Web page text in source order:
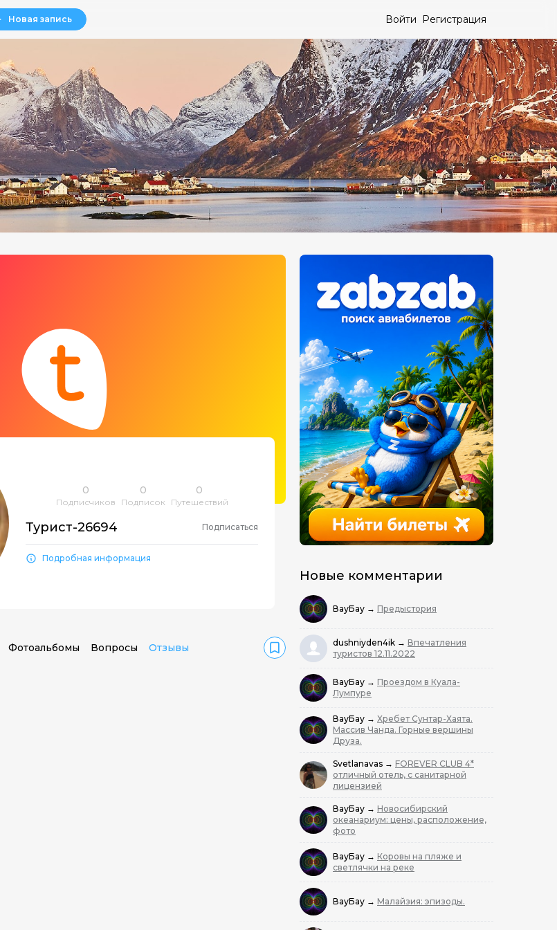
Новая запись Войти Регистрация
Новые комментарии
ВауБау → Предыстория
dushniyden4ik → Впечатления
туристов 12.11.2022
ВауБау → Проездом в Куала-
Лумпуре
ВауБау → Хребет Сунтар-Хаята.
Массив Чанда. Горные вершины
Друза.
Svetlanavas → FOREVER CLUB 4*
отличный отель, с санитарной
лицензией
ВауБау → Новосибирский
океанариум: цены, расположение,
фото
ВауБау → Коровы на пляже и
светлячки на реке
ВауБау → Малайзия: эпизоды.
0
Подписчиков
0
Подписок
0
Путешествий
Турист-26694 Подписаться
Подробная информация
Фотоальбомы Вопросы Отзывы